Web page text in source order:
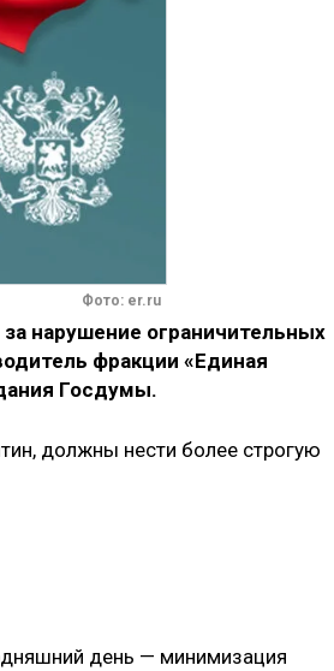
Фото: er.ru
нарушение ограничительных
фракции «Единая
Госдумы.
должны нести более строгую
день — минимизация